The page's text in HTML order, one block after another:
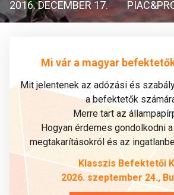
2016. DECEMBER 17.
Mi vár a magyar
Mit jelentenek az adózási és
a befektetők
Merre tart az
Hogyan érdemes gondolkodni
megtakarításokról és az
Klasszis Befektetői
2026. szeptember 24.,